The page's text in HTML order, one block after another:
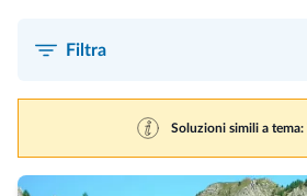
Filtra
Soluzioni simili a tema: